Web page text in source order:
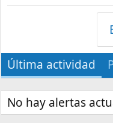
Última actividad
No hay alertas